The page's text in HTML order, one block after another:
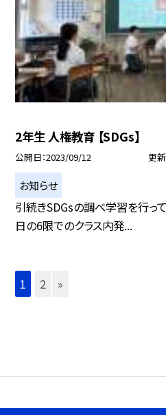
2年生 人権教育 【SDGs】
公開日 2023/09/12 更
お知らせ
引続きSDGsの調べ学習を行っ
日の6限でのクラス内発...
1 2 »